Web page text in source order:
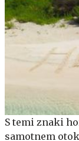
S temi znaki
samotnem